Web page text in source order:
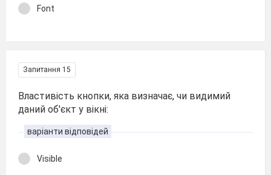
Font
Запитання 15
Властивість кнопки, яка визначає, чи видимий
даний об'єкт у вікні:
варіанти відповідей
Visible